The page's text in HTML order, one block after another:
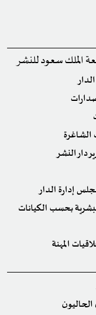
الملك سعود للنشر
الشاغرة
دار النشر
إدارة الدار
بحسب الكيانات
المهنة
الحاليون